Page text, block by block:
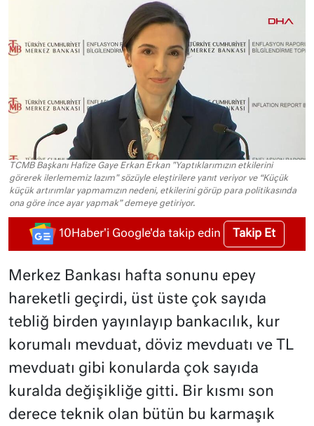
TCMB Başkanı Hafize Gaye Erkan Erkan "Yaptıklarımızın etkilerini
görerek ilerlememiz lazım" sözüyle eleştirilere yanıt veriyor ve “Küçük
küçük artırımlar yapmamızın nedeni, etkilerini görüp para politikasında
ona göre ince ayar yapmak” demeye getiriyor.
10Haber'i Google'da takip edin Takip Et
Merkez Bankası hafta sonunu epey
hareketli geçirdi, üst üste çok sayıda
tebliğ birden yayınlayıp bankacılık, kur
korumalı mevduat, döviz mevduatı ve TL
mevduatı gibi konularda çok sayıda
kuralda değişikliğe gitti. Bir kısmı son
derece teknik olan bütün bu karmaşık